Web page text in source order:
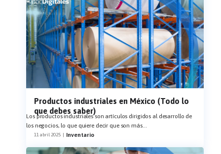
Productos industriales en México (Todo lo
que debes saber)
Los productos industriales son artículos dirigidos al desarrollo de
los negocios, lo que quiere decir que son más...
11 abril 2025 Inventario